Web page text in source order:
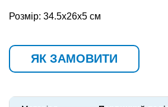
Розмір: 34.5х26х5 см
ЯК ЗАМОВИТИ